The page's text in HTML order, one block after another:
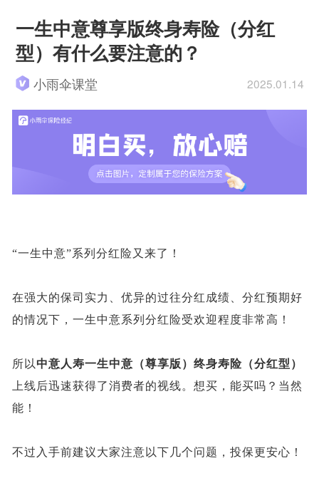
一生中意尊享版终身寿险（分红
型）有什么要注意的？
小雨伞课堂 2025.01.14
“一生中意”系列分红险又来了！
在强大的保司实力、优异的过往分红成绩、分红预期好
的情况下，一生中意系列分红险受欢迎程度非常高！
所以 中意人寿一生中意（尊享版）终身寿险（分红型）
上线后迅速获得了消费者的视线。想买，能买吗？当然
能！
不过入手前建议大家注意以下几个问题，投保更安心！